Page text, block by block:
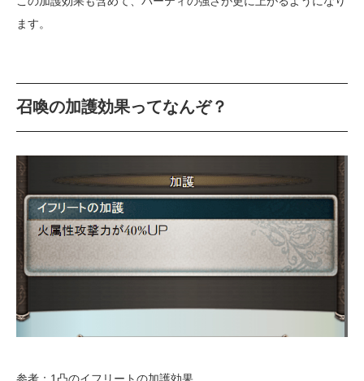
ます。
召喚の加護効果ってなんぞ？